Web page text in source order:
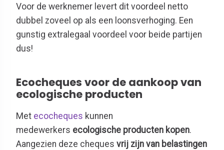
Voor de werknemer levert dit voordeel netto
dubbel zoveel op als een loonsverhoging. Een
gunstig extralegaal voordeel voor beide partijen
dus!
Ecocheques voor de aankoop van
ecologische producten
Met ecocheques kunnen
medewerkers ecologische producten kopen.
Aangezien deze cheques vrij zijn van belastingen